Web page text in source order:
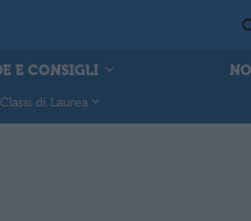
E CONSIGLI
Classi di Laurea